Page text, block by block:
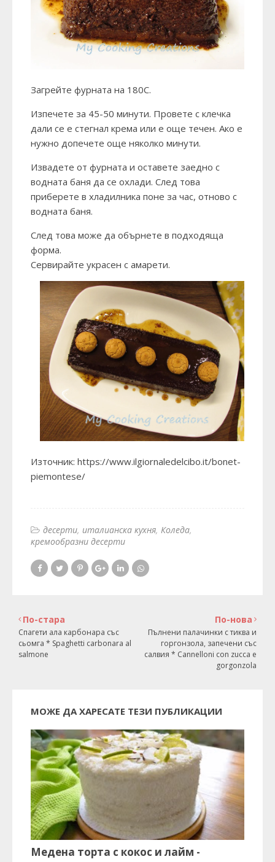
Загрейте фурната на 180С.
Изпечете за 45-50 минути. Провете с клечка
дали се е стегнал крема или е още течен. Ако е
нужно допечете още няколко минути.
Извадете от фурната и оставете заедно с
водната баня да се охлади. След това
приберете в хладилника поне за час, отново с
водната баня.
След това може да обърнете в подходяща
форма.
Сервирайте украсен с амарети.
Източник: https://www.ilgiornaledelcibo.it/bonet-
piemontese/
десерти италианска кухня Коледа
кремообразни десерти
По-нова
Пълнени палачинки с тиква и
горгонзола, запечени със
салвия * Cannelloni con zucca e
gorgonzola
По-стара
Спагети ала карбонара със
сьомга * Spaghetti carbonara al
salmone
МОЖЕ ДА ХАРЕСАТЕ ТЕЗИ ПУБЛИКАЦИИ
Медена торта с кокос и лайм -